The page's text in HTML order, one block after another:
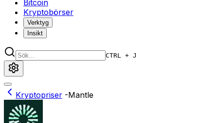
Bitcoin
Kryptobörser
Verktyg
Insikt
CTRL + J
Kryptopriser -Mantle